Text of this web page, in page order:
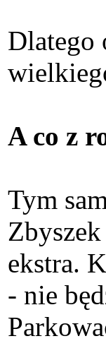
Dlatego
A co z
Tym
ekstra.
- nie